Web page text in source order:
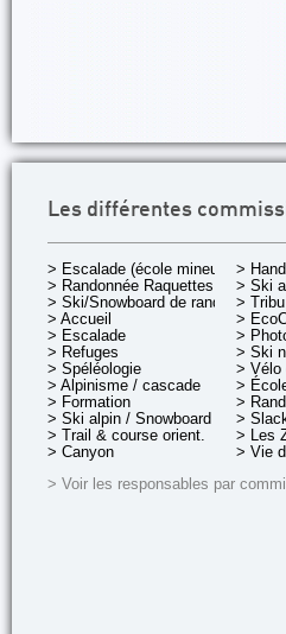
Les différentes
> Escalade (école mineurs)
> Randonnée Raquettes
> Ski/Snowboard de rando.
> Accueil
> Escalade
> Refuges
> Spéléologie
> Alpinisme / cascade
> Formation
> Ski alpin / Snowboard
> Trail & course orient.
> Canyon
>
> Ski
>
>
>
> Ski
> Vélo
>
>
>
> Les
> Vie
> Voir les responsables par